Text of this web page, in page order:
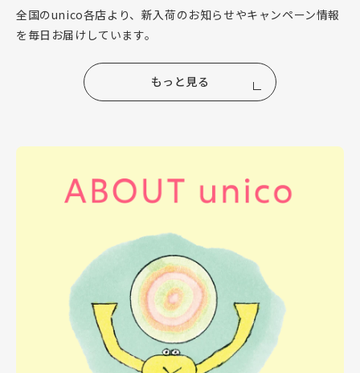
全国のunico各店より、新入荷のお知らせやキャンペーン情報
を毎日お届けしています。
もっと見る